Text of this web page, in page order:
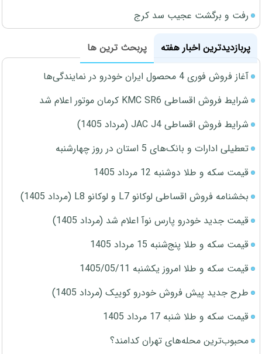
رفت و برگشت عجیب سد کرج
پربازدیدترین اخبار هفته
پربحث ترین ها
آغاز فروش فوری 4 محصول ایران خودرو در نمایندگی‌ها
شرایط فروش اقساطی KMC SR6 کرمان موتور اعلام شد
شرایط فروش اقساطی JAC J4 (مرداد 1405)
تعطیلی ادارات و بانک‌های 5 استان در روز چهارشنبه
قیمت سکه و طلا دوشنبه 12 مرداد 1405
بخشنامه فروش اقساطی لوکانو L7 و لوکانو L8 (مرداد 1405)
قیمت جدید خودرو پارس نوآ اعلام شد (مرداد 1405)
قیمت سکه و طلا پنج‌شنبه 15 مرداد 1405
قیمت سکه و طلا امروز یکشنبه 1405/05/11
طرح جدید پیش فروش خودرو کوییک (مرداد 1405)
قیمت سکه و طلا شنبه 17 مرداد 1405
محبوب‌ترین محله‌های تهران کدامند؟